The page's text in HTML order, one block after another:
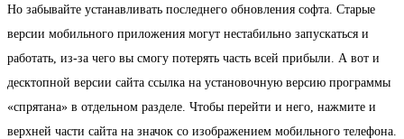
Но забывайте устанавливать последнего обновления софта. Старые
версии мобильного приложения могут нестабильно запускаться и
работать, из-за чего вы смогу потерять часть всей прибыли. А вот и
десктопной версии сайта ссылка на установочную версию программы
«спрятана» в отдельном разделе. Чтобы перейти и него, нажмите и
верхней части сайта на значок со изображением мобильного телефона.